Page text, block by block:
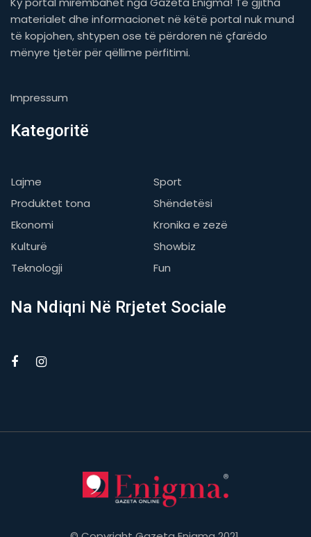
materialet dhe informacionet në këtë portal nuk mund
të kopjohen, shtypen ose të përdoren në çfarëdo
mënyre tjetër për qëllime përfitimi.
Impressum
Kategoritë
Lajme
Sport
Produktet tona
Shëndetësi
Ekonomi
Kronika e zezë
Kulturë
Showbiz
Teknologji
Fun
Na Ndiqni Në Rrjetet Sociale